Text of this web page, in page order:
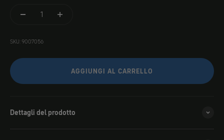
SKU: 9007056
AGGIUNGI AL CARRELLO
Dettagli del prodotto